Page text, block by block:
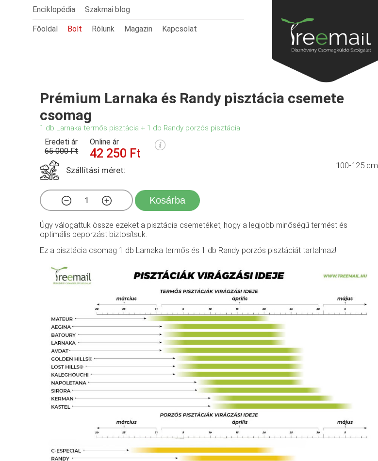
Enciklopédia Szakmai blog
Főoldal Bolt Rólunk Magazin Kapcsolat
Prémium Larnaka és Randy pisztácia csemete
csomag
1 db Larnaka termős pisztácia + 1 db Randy porzós pisztácia
Eredeti ár
65 000 Ft
Online ár
42 250 Ft
Szállítási méret: 100-125 cm
Kosárba
Úgy válogattuk össze ezeket a pisztácia csemetéket, hogy a legjobb minőségű termést és
optimális beporzást biztosítsuk.
Ez a pisztácia csomag 1 db Larnaka termős és 1 db Randy porzós pisztáciát tartalmaz!